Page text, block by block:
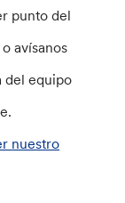
punto del
avísanos
del equipo
nuestro